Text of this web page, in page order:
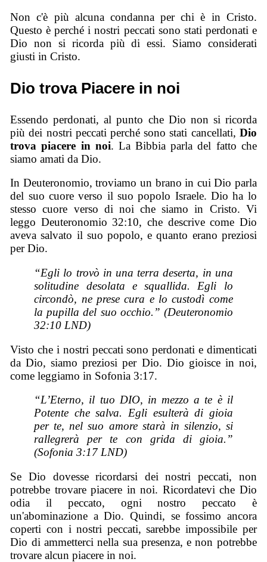
Non c'è più alcuna condanna per chi è in Cristo.
Questo è perché i nostri peccati sono stati perdonati e
Dio non si ricorda più di essi. Siamo considerati
giusti in Cristo.
Dio trova Piacere in noi
Essendo perdonati, al punto che Dio non si ricorda
più dei nostri peccati perché sono stati cancellati, Dio
trova piacere in noi. La Bibbia parla del fatto che
siamo amati da Dio.
In Deuteronomio, troviamo un brano in cui Dio parla
del suo cuore verso il suo popolo Israele. Dio ha lo
stesso cuore verso di noi che siamo in Cristo. Vi
leggo Deuteronomio 32:10, che descrive come Dio
aveva salvato il suo popolo, e quanto erano preziosi
per Dio.
“Egli lo trovò in una terra deserta, in una
solitudine desolata e squallida. Egli lo
circondò, ne prese cura e lo custodì come
la pupilla del suo occhio.” (Deuteronomio
32:10 LND)
Visto che i nostri peccati sono perdonati e dimenticati
da Dio, siamo preziosi per Dio. Dio gioisce in noi,
come leggiamo in Sofonia 3:17.
“L’Eterno, il tuo DIO, in mezzo a te è il
Potente che salva. Egli esulterà di gioia
per te, nel suo amore starà in silenzio, si
rallegrerà per te con grida di gioia.”
(Sofonia 3:17 LND)
Se Dio dovesse ricordarsi dei nostri peccati, non
potrebbe trovare piacere in noi. Ricordatevi che Dio
odia il peccato, ogni nostro peccato è
un'abominazione a Dio. Quindi, se fossimo ancora
coperti con i nostri peccati, sarebbe impossibile per
Dio di ammetterci nella sua presenza, e non potrebbe
trovare alcun piacere in noi.